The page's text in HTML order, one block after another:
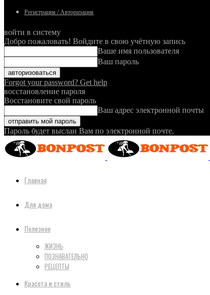
Регистрация / Авторизация
войти в систему
Добро пожаловать! Войдите в свою учётную запись
Ваше имя пользователя
Ваш пароль
Forgot your password? Get help
восстановление пароля
Восстановите свой пароль
Ваш адрес электронной почты
Пароль будет выслан Вам по электронной почте.
Главная
Для дома
Полезное
ЖИЗНЬ
ПОЗНАВАТЕЛЬНО
РЕЦЕПТЫ
Красота и стиль